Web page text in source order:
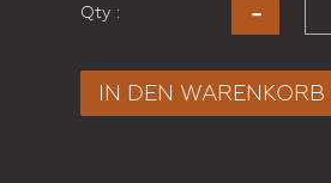
Qty :
IN DEN WARENKORB